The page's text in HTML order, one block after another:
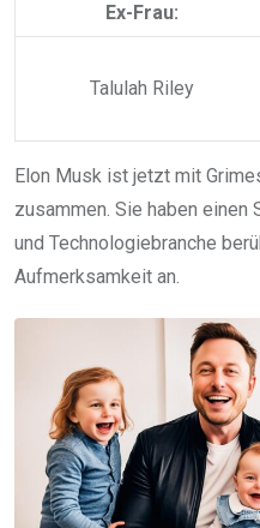
Ex-Frau:
Talulah Riley
Elon Musk ist jetzt mit
zusammen. Sie haben einen
und Technologiebranche
Aufmerksamkeit an.